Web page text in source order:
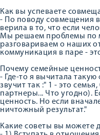
Как вы успеваете
- По поводу совмещения
верила в то, что если
Мы решаем проблемы по
разговариваем о наших
коммуникация в паре -
Почему семейные
- Где-то я вычитала
звучит так :" 1 - это
партнеры... Что угодно).
ценность. Но если
ничтожный результат."
Какие советы вы можете